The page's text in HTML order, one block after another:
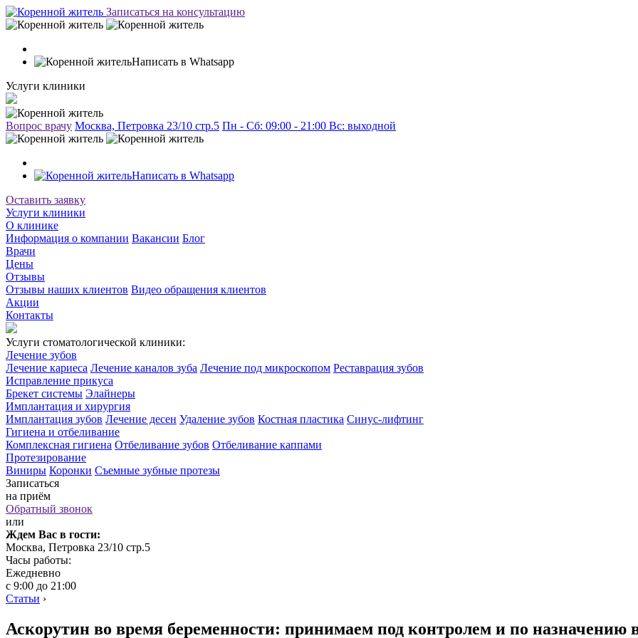
Записаться на консультацию
Написать в Whatsapp
Услуги клиники
Вопрос врачу Москва, Петровка 23/10 стр.5 Пн - Сб: 09:00 - 21:00 Вc: выходной
Написать в Whatsapp
Оставить заявку
Услуги клиники
О клинике
Информация о компании Вакансии Блог
Врачи
Цены
Отзывы
Отзывы наших клиентов Видео обращения клиентов
Акции
Контакты
Услуги стоматологической клиники:
Лечение зубов
Лечение кариеса Лечение каналов зуба Лечение под микроскопом Реставрация зубов
Исправление прикуса
Брекет системы Элайнеры
Имплантация и хирургия
Имплантация зубов Лечение десен Удаление зубов Костная пластика Синус-лифтинг
Гигиена и отбеливание
Комплексная гигиена Отбеливание зубов Отбеливание каппами
Протезирование
Виниры Коронки Съемные зубные протезы
Записаться
на приём
Обратный звонок
или
Ждем Вас в гости:
Москва, Петровка 23/10 стр.5
Часы работы:
Ежедневно
с 9:00 до 21:00
Статьи ›
Аскорутин во время беременности: принимаем под контролем и по назначению